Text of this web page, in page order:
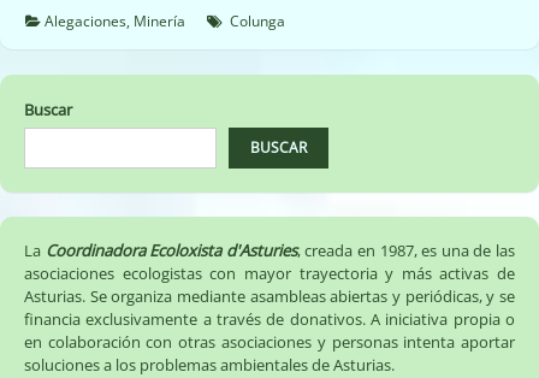
Emilio
(15/09/2022)
Alegaciones, Minería Colunga
Buscar
BUSCAR
La Coordinadora Ecoloxista d'Asturies, creada en 1987, es una de las
asociaciones ecologistas con mayor trayectoria y más activas de
Asturias. Se organiza mediante asambleas abiertas y periódicas, y se
financia exclusivamente a través de donativos. A iniciativa propia o
en colaboración con otras asociaciones y personas intenta aportar
soluciones a los problemas ambientales de Asturias.